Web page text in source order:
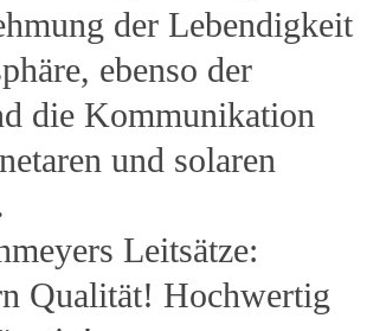
der Lebendigkeit
ebenso der
die Kommunikation
und solaren
Leitsätze:
Qualität! Hochwertig